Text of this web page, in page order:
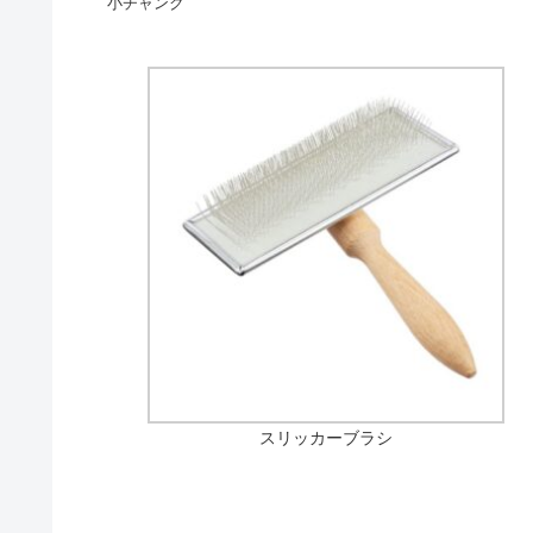
スリッカーブラシ